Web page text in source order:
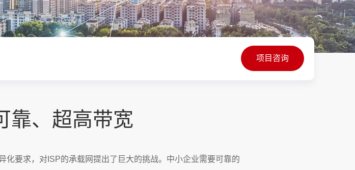
项目咨询
靠、超高带宽
要求，对ISP的承载网提出了巨大的挑战。中小企业需要可靠的